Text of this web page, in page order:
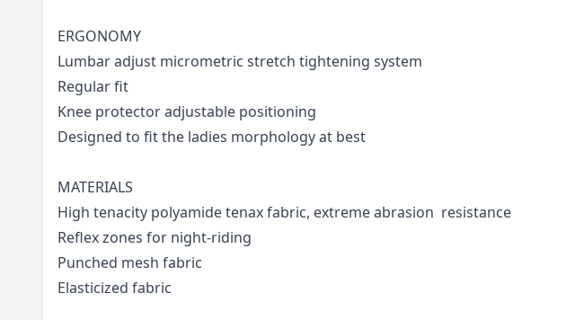
ERGONOMY
Lumbar adjust micrometric stretch tightening system
Regular fit
Knee protector adjustable positioning
Designed to fit the ladies morphology at best
MATERIALS
High tenacity polyamide tenax fabric, extreme abrasion resistance
Reflex zones for night-riding
Punched mesh fabric
Elasticized fabric